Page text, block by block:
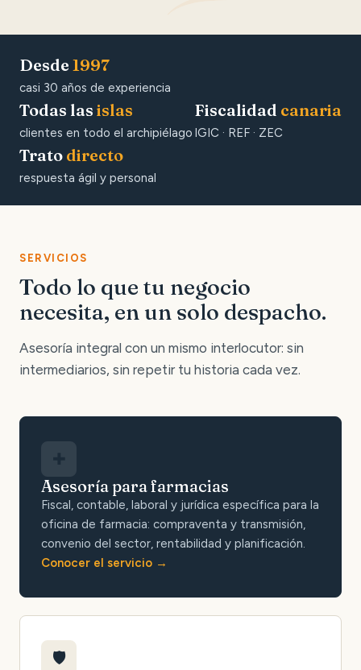
Desde 1997
casi 30 años de experiencia
Todas las islas
clientes en todo el archipiélago
Fiscalidad canaria
IGIC · REF · ZEC
Trato directo
respuesta ágil y personal
SERVICIOS
Todo lo que tu negocio
necesita, en un solo despacho.
Asesoría integral con un mismo interlocutor: sin
intermediarios, sin repetir tu historia cada vez.
Asesoría para farmacias
Fiscal, contable, laboral y jurídica específica para la
oficina de farmacia: compraventa y transmisión,
convenio del sector, rentabilidad y planificación.
Conocer el servicio
🛡️